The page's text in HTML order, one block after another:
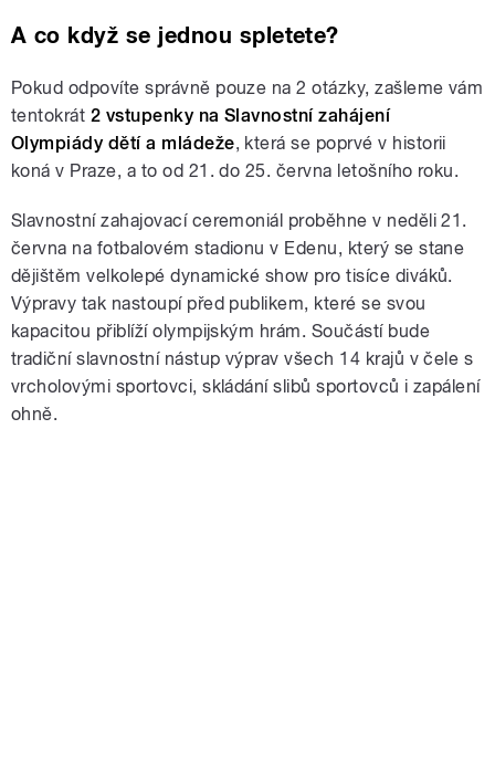
A co když se jednou spletete?
Pokud odpovíte správně pouze na 2 otázky, zašleme vám
tentokrát 2 vstupenky na Slavnostní zahájení
Olympiády dětí a mládeže, která se poprvé v historii
koná v Praze, a to od 21. do 25. června letošního roku.
Slavnostní zahajovací ceremoniál proběhne v neděli 21.
června na fotbalovém stadionu v Edenu, který se stane
dějištěm velkolepé dynamické show pro tisíce diváků.
Výpravy tak nastoupí před publikem, které se svou
kapacitou přiblíží olympijským hrám. Součástí bude
tradiční slavnostní nástup výprav všech 14 krajů v čele s
vrcholovými sportovci, skládání slibů sportovců i zapálení
ohně.